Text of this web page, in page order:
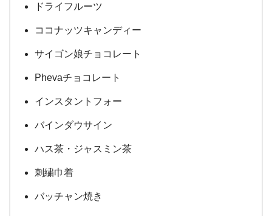
ドライフルーツ
ココナッツキャンディー
サイゴン娘チョコレート
Phevaチョコレート
インスタントフォー
バインダウサイン
ハス茶・ジャスミン茶
刺繍巾着
バッチャン焼き